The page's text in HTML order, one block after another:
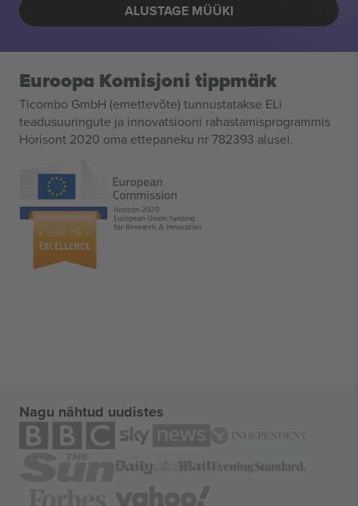
ALUSTAGE MÜÜKI
Euroopa Komisjoni tippmärk
Ticombo GmbH (emettevõte) tunnustatakse ELi
teadusuuringute ja innovatsiooni rahastamisprogrammis
Horisont 2020 oma ettepaneku nr 782393 alusel.
Nagu nähtud uudistes